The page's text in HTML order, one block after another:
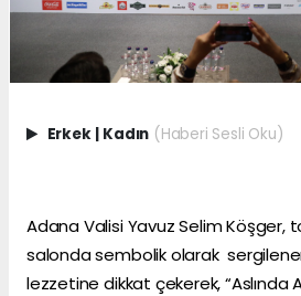
Erkek | Kadın (Haberi Sesli Oku)
Adana Valisi Yavuz Selim Köşger,
salonda sembolik olarak
lezzetine dikkat çekerek, “Aslında